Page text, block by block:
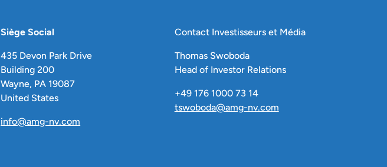
Siège Social
435 Devon Park Drive
Building 200
Wayne, PA 19087
United States
info@amg-nv.com
Contact Investisseurs et Média
Thomas Swoboda
Head of Investor Relations
+49 176 1000 73 14
tswoboda@amg-nv.com